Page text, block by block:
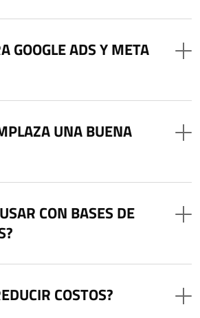
GOOGLE ADS Y META
UNA BUENA
CON BASES DE
COSTOS?